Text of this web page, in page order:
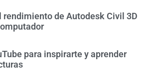
rendimiento de Autodesk Civil 3D
para inspirarte y aprender